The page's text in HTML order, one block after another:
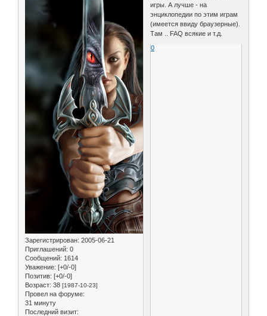
Зарегистрирован: 2005-06-21
Приглашений: 0
Сообщений: 1614
Уважение: [+0/-0]
Позитив: [+0/-0]
Возраст: 38 [1987-10-23]
Провел на форуме:
31 минуту
Последний визит:
игры. А лучше - на
энциклопедии по этим играм
(имеется ввиду браузерные).
Там .. FAQ всякие и т.д.
0